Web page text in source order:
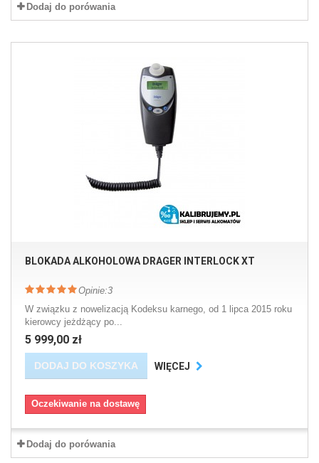
Dodaj do porówania
BLOKADA ALKOHOLOWA DRAGER INTERLOCK XT
Opinie:3
W związku z nowelizacją Kodeksu karnego, od 1 lipca 2015 roku
kierowcy jeżdżący po...
5 999,00 zł
DODAJ DO KOSZYKA WIĘCEJ
Oczekiwanie na dostawę
Dodaj do porówania